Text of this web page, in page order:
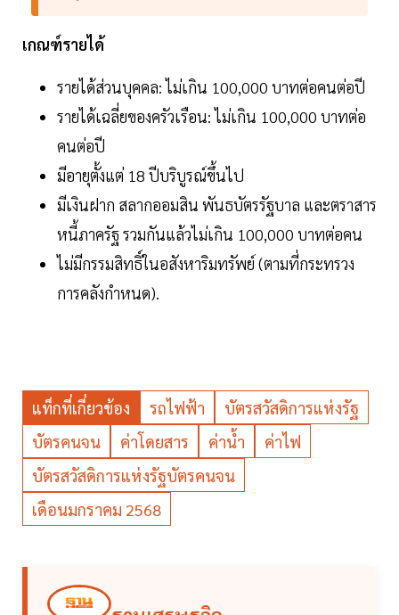
เกณฑ์รายได้
รายได้ส่วนบุคคล: ไม่เกิน 100,000 บาทต่อคนต่อปี
รายได้เฉลี่ยของครัวเรือน: ไม่เกิน 100,000 บาทต่อ
คนต่อปี
มีอายุตั้งแต่ 18 ปีบริบูรณ์ขึ้นไป
มีเงินฝาก สลากออมสิน พันธบัตรรัฐบาล และตราสาร
หนี้ภาครัฐ รวมกันแล้วไม่เกิน 100,000 บาทต่อคน
ไม่มีกรรมสิทธิ์ในอสังหาริมทรัพย์ (ตามที่กระทรวง
การคลังกำหนด).
แท็กที่เกี่ยวข้อง รถไฟฟ้า
บัตรสวัสดิการแห่งรัฐ
บัตรคนจน
ค่าโดยสาร ค่าน้ำ
ค่าไฟ
บัตรสวัสดิการแห่งรัฐบัตรคนจน
เดือนมกราคม 2568